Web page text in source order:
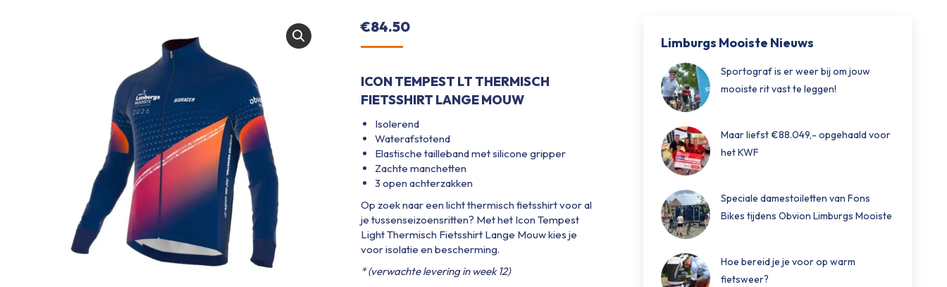
€84.50
ICON TEMPEST LT THERMISCH
FIETSSHIRT LANGE MOUW
Isolerend
Waterafstotend
Elastische tailleband met silicone gripper
Zachte manchetten
3 open achterzakken
Op zoek naar een licht thermisch fietsshirt voor al
je tussenseizoensritten? Met het Icon Tempest
Light Thermisch Fietsshirt Lange Mouw kies je
voor isolatie en bescherming.
* (verwachte levering in week 12)
Limburgs Mooiste Nieuws
Sportograf is er weer bij om jouw
mooiste rit vast te leggen!
Maar liefst €88.049,- opgehaald voor
het KWF
Speciale damestoiletten van Fons
Bikes tijdens Obvion Limburgs Mooiste
Hoe bereid je je voor op warm
fietsweer?